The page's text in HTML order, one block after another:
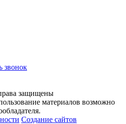
звонок
защищены
материалов возможно
Создание сайтов